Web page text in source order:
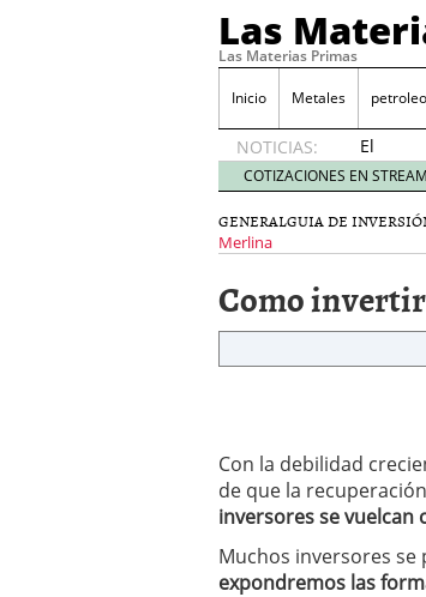
Las
Las Materias Primas
Inicio Metales petroleo
NOTICIAS:
El
a todo el
mundo
mayo
marzo
agrónomo
febrero
COTIZACIONES EN
GENERALGUIA DE
Merlina
Como
Con la debilidad
de que la
inversores se vuelcan
Muchos inversores
expondremos las